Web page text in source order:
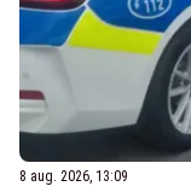
8 aug. 2026, 13:09